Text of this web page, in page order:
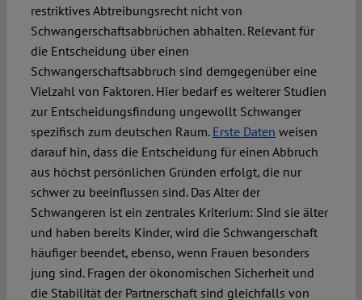
restriktives Abtreibungsrecht nicht von
Schwangerschaftsabbrüchen abhalten. Relevant für
die Entscheidung über einen
Schwangerschaftsabbruch sind demgegenüber eine
Vielzahl von Faktoren. Hier bedarf es weiterer Studien
zur Entscheidungsfindung ungewollt Schwanger
spezifisch zum deutschen Raum. Erste Daten weisen
darauf hin, dass die Entscheidung für einen Abbruch
aus höchst persönlichen Gründen erfolgt, die nur
schwer zu beeinflussen sind. Das Alter der
Schwangeren ist ein zentrales Kriterium: Sind sie älter
und haben bereits Kinder, wird die Schwangerschaft
häufiger beendet, ebenso, wenn Frauen besonders
jung sind. Fragen der ökonomischen Sicherheit und
die Stabilität der Partnerschaft sind gleichfalls von